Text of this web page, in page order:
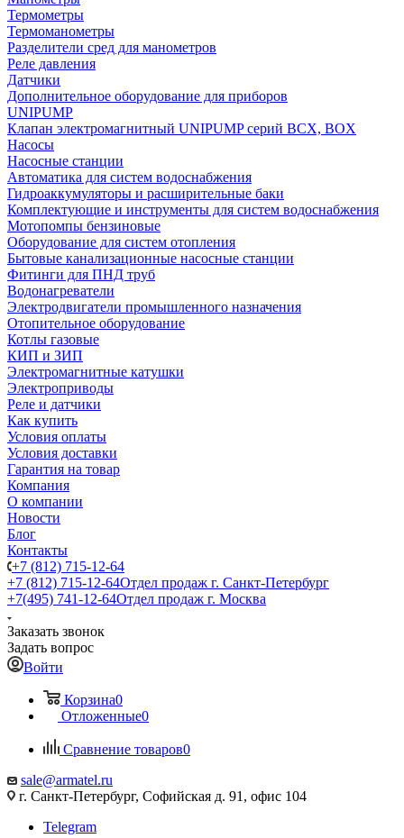
Термометры
Термоманометры
Разделители сред для манометров
Реле давления
Датчики
Дополнительное оборудование для приборов
UNIPUMP
Клапан электромагнитный UNIPUMP серий BCX, BOX
Насосы
Насосные станции
Автоматика для систем водоснабжения
Гидроаккумуляторы и расширительные баки
Комплектующие и инструменты для систем водоснабжения
Мотопомпы бензиновые
Оборудование для систем отопления
Бытовые канализационные насосные станции
Фитинги для ПНД труб
Водонагреватели
Электродвигатели промышленного назначения
Отопительное оборудование
Котлы газовые
КИП и ЗИП
Электромагнитные катушки
Электроприводы
Реле и датчики
Как купить
Условия оплаты
Условия доставки
Гарантия на товар
Компания
О компании
Новости
Блог
Контакты
+7 (812) 715-12-64
+7 (812) 715-12-64Отдел продаж г. Санкт-Петербург
+7(495) 741-12-64Отдел продаж г. Москва
Заказать звонок
Задать вопрос
Войти
Корзина0
Отложенные0
Сравнение товаров0
sale@armatel.ru
г. Санкт-Петербург, Софийская д. 91, офис 104
Telegram